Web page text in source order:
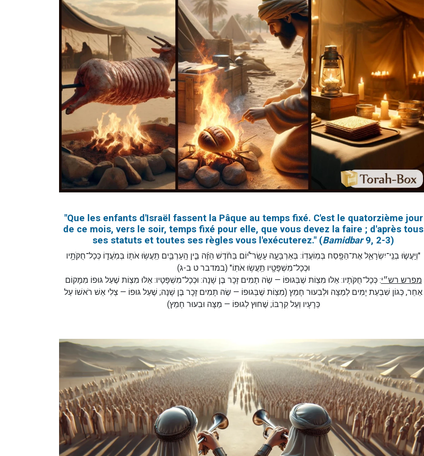
"Que les enfants d'Israël fassent la Pâque au temps fixé. C'est le quatorzième jour
de ce mois, vers le soir, temps fixé pour elle, que vous devez la faire ; d'après tous
ses statuts et toutes ses règles vous l'exécuterez." (Bamidbar9, 2-3)
"וְיַֽעֲשׂ֧וּ בְנֵֽי־יִשְׂרָאֵ֛ל אֶת־הַפָּ֖סַח בְּמֽוֹעֲדֽוֹ: בְּאַרְבָּעָ֣ה עָשָֽׂר־י֠וֹם בַּחֹ֨דֶשׁ הַזֶּ֜ה בֵּ֧ין הָֽעַרְבַּ֛יִם תַּֽעֲשׂ֥וּ אֹת֖וֹ בְּמֹֽעֲד֑וֹ כְּכָל־חֻקֹּתָ֥יו
וּכְכָל־מִשְׁפָּטָ֖יו תַּֽעֲשׂ֥וּ אֹתֽוֹ" (במדבר ט ב-ג)
מפרש רש״י: כְּכָל־חֻקֹּתָיו: אֵלּוּ מִצְוֹת שֶׁבְּגוּפוֹ — שֶֹה תָמִים זָכָר בֶּן שָׁנָה: וּכְכָל־מִשְׁפָּטָיו: אֵלּוּ מִצְוֹת שֶׁעַל גּוּפוֹ מִמָּקוֹם
אַחֵר, כְּגוֹן שִׁבְעַת יָמִים לְמַצָּה וּלְבִעוּר חָמֵץ (מִצְוֹת שֶׁבְּגוּפוֹ — שֶׂה תָמִים זָכָר בֶּן שָׁנָה; שֶׁעַל גּוּפוֹ — צְלִי אֵשׁ רֹאשׁוֹ עַל
כְּרָעָיו וְעַל קִרְבּוֹ; שֶׁחוּץ לְגוּפוֹ — מַצָּה וּבִעוּר חָמֵץ)